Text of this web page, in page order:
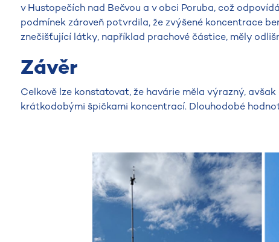
v Hustopečích nad Bečvou a v obci Poruba, což
podmínek zároveň potvrdila, že zvýšené koncentrace
znečišťující látky, například prachové částice, měly
Závěr
Celkově lze konstatovat, že havárie měla výrazný,
krátkodobými špičkami koncentrací. Dlouhodobé